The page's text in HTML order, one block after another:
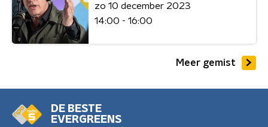
zo 10 december 2023
14:00 - 16:00
Meer gemist
DE BESTE
EVERGREENS